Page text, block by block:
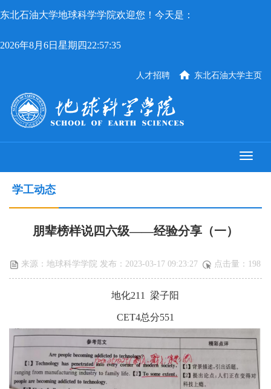
东北石油大学地球科学学院欢迎您！今天是：
2026年8月6日星期四22:57:35
东北石油大学主页
人才招聘
学工动态
朋辈榜样说四六级——经验分享（一）
来源：地球科学学院 发布：2023-03-17 09:23:27 点击量： 198
地化211 梁子阳
CET4总分551